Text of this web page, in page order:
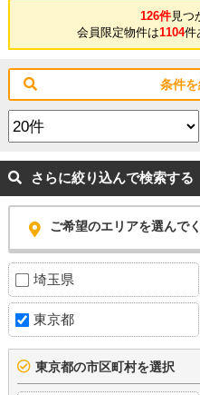
126件見つ
会員限定物件は1104件
条件
さらに絞り込んで検索する
ご希望のエリアを選んで
埼玉県
東京都
東京都の市区町村を選択